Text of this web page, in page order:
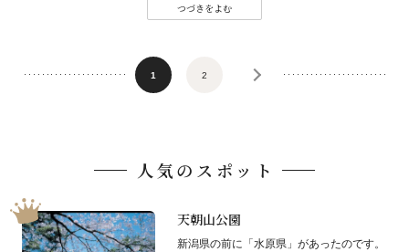
つづきをよむ
1 2
人気のスポット
天朝山公園
新潟県の前に「水原県」があったのです。